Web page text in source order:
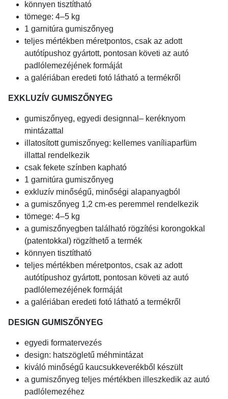
könnyen tisztítható
tömege: 4–5 kg
1 garnitúra gumiszőnyeg
teljes mértékben méretpontos, csak az adott
autótípushoz gyártott, pontosan követi az autó
padlólemezéjének formáját
a galériában eredeti fotó látható a termékről
EXKLUZÍV GUMISZŐNYEG
gumiszőnyeg, egyedi designnal– keréknyom
mintázattal
illatosított gumiszőnyeg: kellemes vaníliaparfüm
illattal rendelkezik
csak fekete színben kapható
1 garnitúra gumiszőnyeg
exkluzív minőségű, minőségi alapanyagból
a gumiszőnyeg 1,2 cm-es peremmel rendelkezik
tömege: 4–5 kg
a gumiszőnyegben található rögzítési korongokkal
(patentokkal) rögzíthető a termék
könnyen tisztítható
teljes mértékben méretpontos, csak az adott
autótípushoz gyártott, pontosan követi az autó
padlólemezéjének formáját
a galériában eredeti fotó látható a termékről
DESIGN GUMISZŐNYEG
egyedi formatervezés
design: hatszögletű méhmintázat
kiváló minőségű kaucsukkeverékből készült
a gumiszőnyeg teljes mértékben illeszkedik az autó
padlólemezéhez